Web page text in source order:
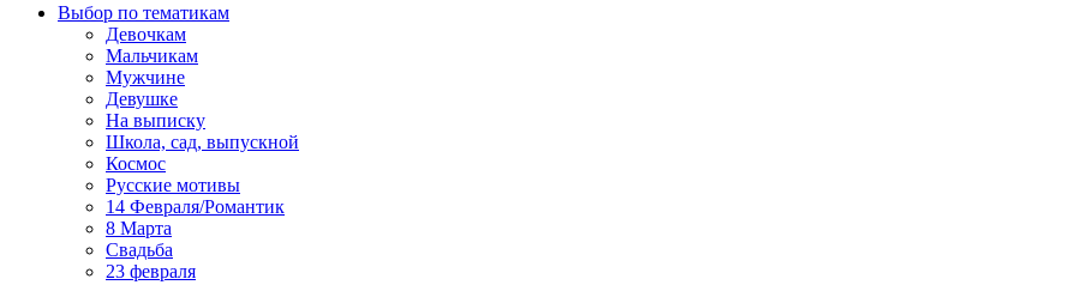
Выбор по тематикам
Девочкам
Мальчикам
Мужчине
Девушке
На выписку
Школа, сад, выпускной
Космос
Русские мотивы
14 Февраля/Романтик
8 Марта
Свадьба
23 февраля